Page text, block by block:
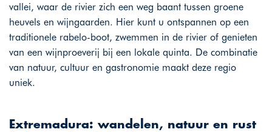
vallei, waar de rivier zich een weg baant tussen groene
heuvels en wijngaarden. Hier kunt u ontspannen op een
traditionele rabelo-boot, zwemmen in de rivier of genieten
van een wijnproeverij bij een lokale quinta. De combinatie
van natuur, cultuur en gastronomie maakt deze regio
uniek.
Extremadura: wandelen, natuur en rust